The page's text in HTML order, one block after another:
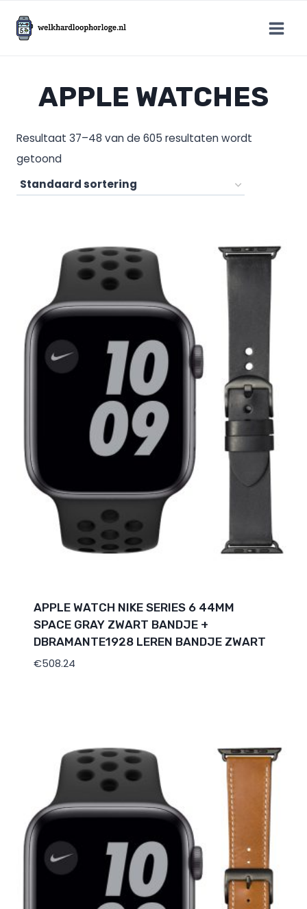
naar
inhoud
APPLE WATCHES
Resultaat 37–48 van de 605 resultaten wordt
getoond
APPLE WATCH NIKE SERIES 6 44MM
SPACE GRAY ZWART BANDJE +
DBRAMANTE1928 LEREN BANDJE ZWART
€508.24